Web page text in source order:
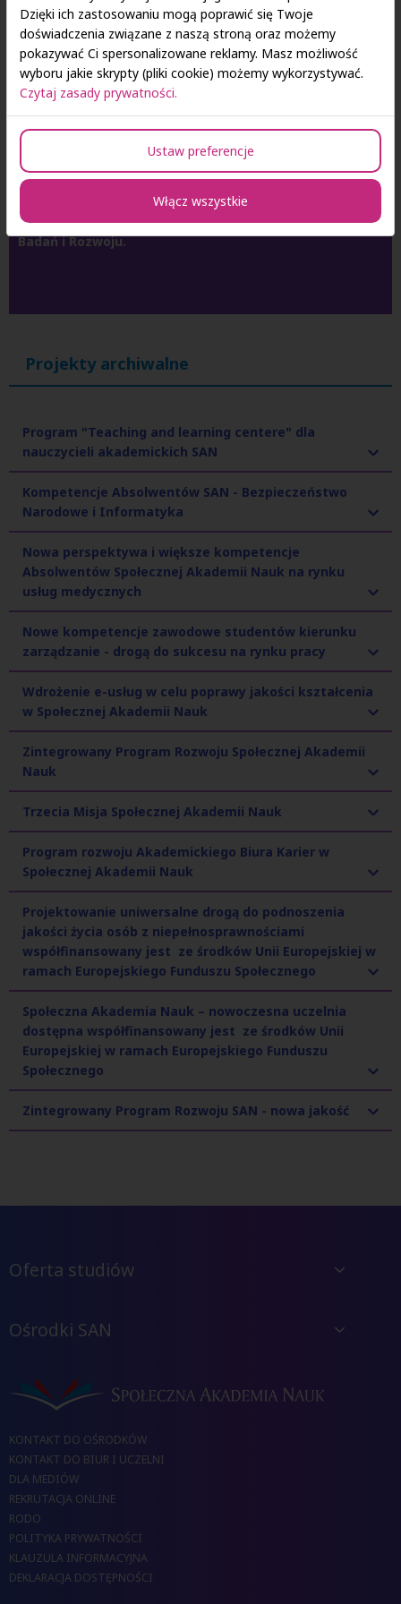
zapotrzebowanie kadr nowoczesnej
gospodarki
Projekt dofinansowany przez Unię Europejską – Program
Fundusze Europejskie dla Rozwoju Społecznego 2021-
953,19 zł, w tym środki UE 2 608 547,30 zł oraz wkład
własny (środki prywatne) 135 156,00 zł.
Projekt realizowany jest w ramach naboru FERS.01.05-
IP.08-006/23, organizowanego przez Narodowe Centrum
Badań i Rozwoju.
Projekty archiwalne
Program "Teaching and learning centere" dla
nauczycieli akademickich SAN
Kompetencje Absolwentów SAN - Bezpieczeństwo
Narodowe i Informatyka
Nowa perspektywa i większe kompetencje
Absolwentów Społecznej Akademii Nauk na rynku
usług medycznych
Nowe kompetencje zawodowe studentów kierunku
zarządzanie - drogą do sukcesu na rynku pracy
Wdrożenie e-usług w celu poprawy jakości kształcenia
w Społecznej Akademii Nauk
Zintegrowany Program Rozwoju Społecznej Akademii
Nauk
Trzecia Misja Społecznej Akademii Nauk
Program rozwoju Akademickiego Biura Karier w
Społecznej Akademii Nauk
Projektowanie uniwersalne drogą do podnoszenia
jakości życia osób z niepełnosprawnościami
współfinansowany jest ze środków Unii Europejskiej w
ramach Europejskiego Funduszu Społecznego
Społeczna Akademia Nauk – nowoczesna uczelnia
dostępna współfinansowany jest ze środków Unii
Europejskiej w ramach Europejskiego Funduszu
Społecznego
Zintegrowany Program Rozwoju SAN - nowa jakość
Oferta studiów
Ośrodki SAN
KONTAKT DO OŚRODKÓW
KONTAKT DO BIUR I UCZELNI
DLA MEDIÓW
REKRUTACJA ONLINE
RODO
POLITYKA PRYWATNOŚCI
KLAUZULA INFORMACYJNA
DEKLARACJA DOSTĘPNOŚCI
Dzięki ich zastosowaniu mogą poprawić się Twoje
doświadczenia związane z naszą stroną oraz możemy
pokazywać Ci spersonalizowane reklamy. Masz możliwość
wyboru jakie skrypty (pliki cookie) możemy wykorzystywać.
Czytaj zasady prywatności.
Ustaw preferencje
Włącz wszystkie